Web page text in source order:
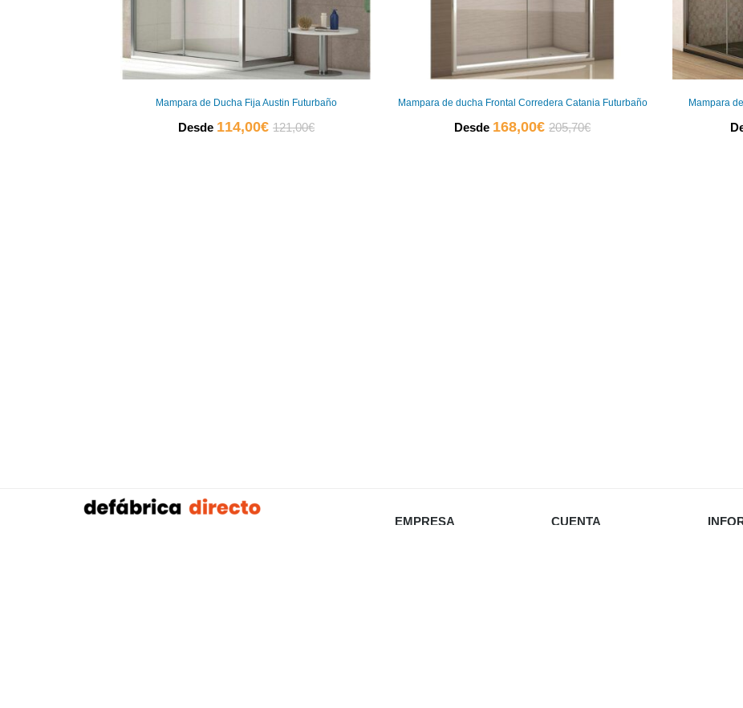
Mampara de Ducha Fija Austin Futurbaño
Desde 114,00€El121,00€El
Mampara de ducha Frontal Corredera Catania Futurbaño
Desde 168,00€El205,70€El
Mampara
EMPRESA CUENTA